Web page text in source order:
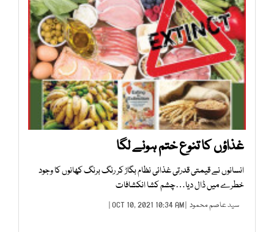
غذاؤں کا تنوع ختم ہونے لگا
انسانوں نے قیمتی قدرتی غذائی نظام بگاڑ کر رنگ برنگ کھانوں کا وجود
خطرے میں ڈال دیا…چشم کشا انکشافات
سید عاصم محمود | OCT 10, 2021 10:34 AM |